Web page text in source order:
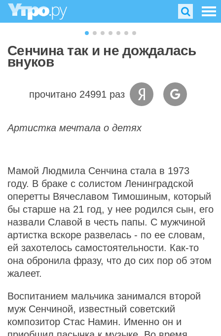
Сенчина так и не дождалась
внуков
прочитано 24991 раз
Артистка мечтала о детях
Мамой Людмила Сенчина стала в 1973
году. В браке с солистом Ленинградской
оперетты Вячеславом Тимошиным, который
бы старше на 21 год, у нее родился сын, его
назвали Славой в честь папы. С мужчиной
артистка вскоре развелась - по ее словам,
ей захотелось самостоятельности. Как-то
она обронила фразу, что до сих пор об этом
жалеет.
Воспитанием мальчика занимался второй
муж Сенчиной, известный советский
композитор Стас Намин. Именно он и